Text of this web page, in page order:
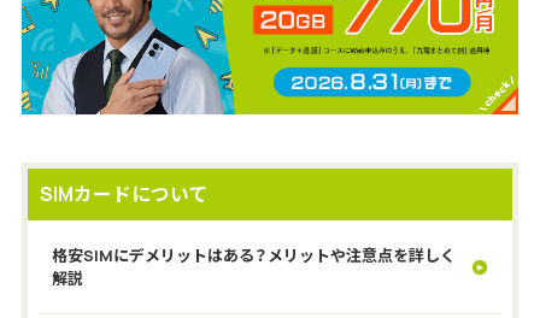
SIMカードについて
格安SIMにデメリットはある？メリットや注意点を詳しく
解説